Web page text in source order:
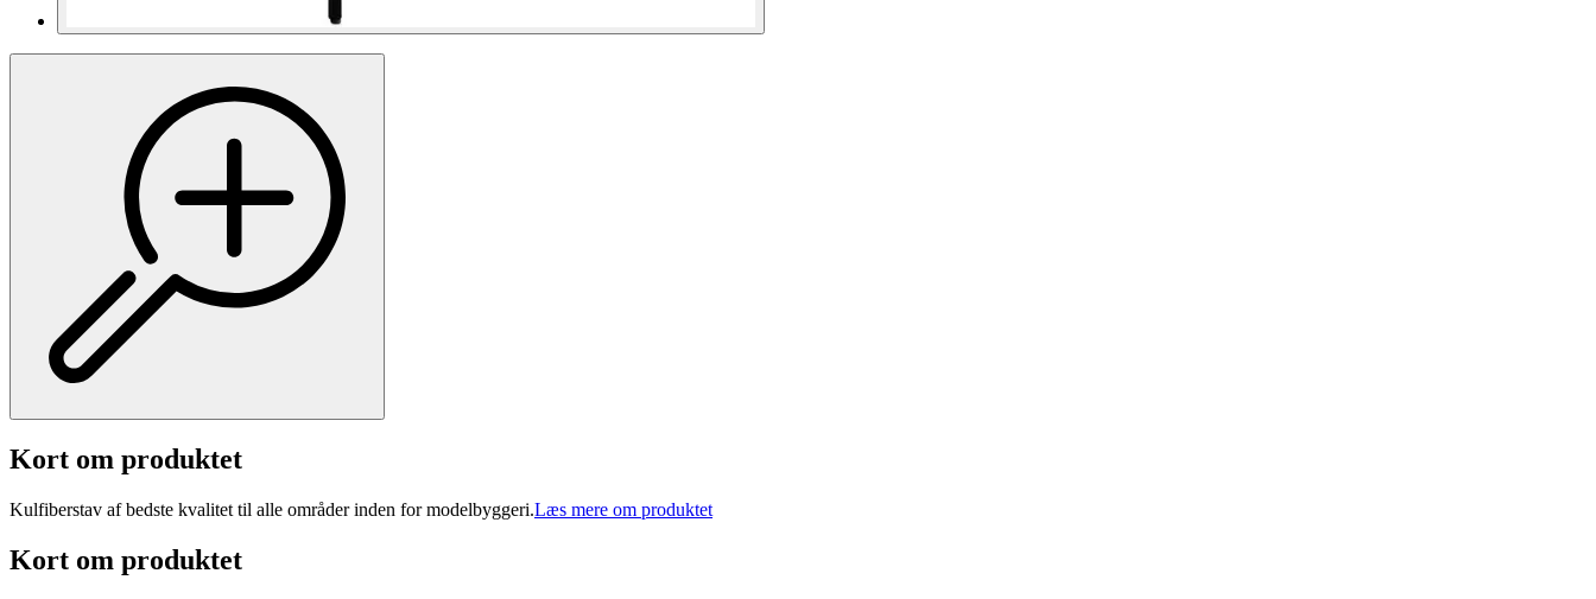
Kort om produktet
Kulfiberstav af bedste kvalitet til alle områder inden for modelbyggeri.Læs mere om produktet
Kort om produktet